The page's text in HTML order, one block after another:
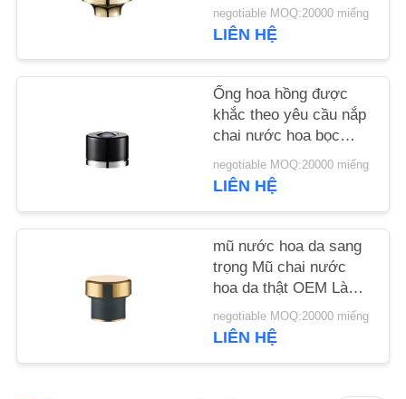
LIÊN
HỆ
CHÚNG
TIN
Perfume Cap OEM nhà
sản xuất phụ kiện
nước hoa
negotiable MOQ:20000 miếng
LIÊN HỆ
Ống hoa hồng được
khắc theo yêu cầu nắp
chai nước hoa bọc
nước hoa sang trọng
negotiable MOQ:20000 miếng
LIÊN HỆ
mũ nước hoa da sang
trọng Mũ chai nước
hoa da thật OEM Làm
thế nào để ngăn nước
hoa bốc hơi từ mũ da
negotiable MOQ:20000 miếng
LIÊN HỆ